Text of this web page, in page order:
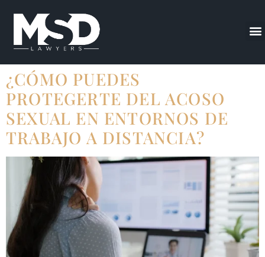
¿CÓMO PUEDES
PROTEGERTE DEL ACOSO
SEXUAL EN ENTORNOS DE
TRABAJO A DISTANCIA?